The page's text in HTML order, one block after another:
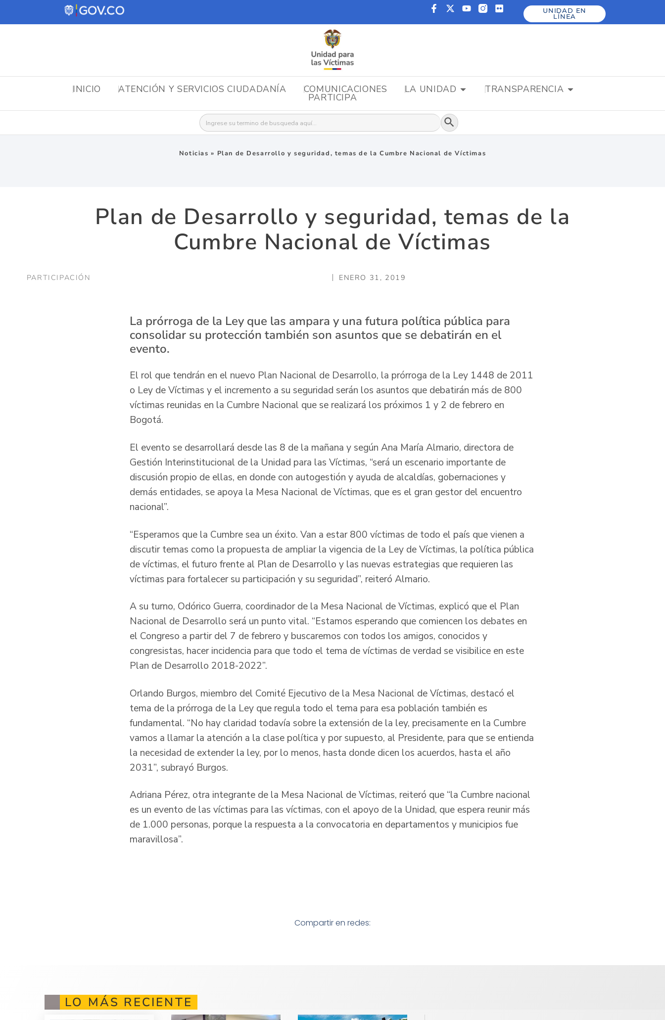
UNIDAD EN
LÍNEA
INICIO ATENCIÓN Y SERVICIOS CIUDADANÍA COMUNICACIONES LA UNIDAD TRANSPARENCIA
PARTICIPA
Buscar: Botón de búsqueda
Noticias » Plan de Desarrollo y seguridad, temas de la Cumbre Nacional de Víctimas
Plan de Desarrollo y seguridad, temas de la
Cumbre Nacional de Víctimas
PARTICIPACIÓN ENERO 31, 2019
La prórroga de la Ley que las ampara y una futura política pública para
consolidar su protección también son asuntos que se debatirán en el
evento.
El rol que tendrán en el nuevo Plan Nacional de Desarrollo, la prórroga de la Ley 1448 de 2011
o Ley de Víctimas y el incremento a su seguridad serán los asuntos que debatirán más de 800
víctimas reunidas en la Cumbre Nacional que se realizará los próximos 1 y 2 de febrero en
Bogotá.
El evento se desarrollará desde las 8 de la mañana y según Ana María Almario, directora de
Gestión Interinstitucional de la Unidad para las Víctimas, “será un escenario importante de
discusión propio de ellas, en donde con autogestión y ayuda de alcaldías, gobernaciones y
demás entidades, se apoya la Mesa Nacional de Víctimas, que es el gran gestor del encuentro
nacional”.
“Esperamos que la Cumbre sea un éxito. Van a estar 800 víctimas de todo el país que vienen a
discutir temas como la propuesta de ampliar la vigencia de la Ley de Víctimas, la política pública
de víctimas, el futuro frente al Plan de Desarrollo y las nuevas estrategias que requieren las
víctimas para fortalecer su participación y su seguridad”, reiteró Almario.
A su turno, Odórico Guerra, coordinador de la Mesa Nacional de Víctimas, explicó que el Plan
Nacional de Desarrollo será un punto vital. “Estamos esperando que comiencen los debates en
el Congreso a partir del 7 de febrero y buscaremos con todos los amigos, conocidos y
congresistas, hacer incidencia para que todo el tema de víctimas de verdad se visibilice en este
Plan de Desarrollo 2018-2022”.
Orlando Burgos, miembro del Comité Ejecutivo de la Mesa Nacional de Víctimas, destacó el
tema de la prórroga de la Ley que regula todo el tema para esa población también es
fundamental. “No hay claridad todavía sobre la extensión de la ley, precisamente en la Cumbre
vamos a llamar la atención a la clase política y por supuesto, al Presidente, para que se entienda
la necesidad de extender la ley, por lo menos, hasta donde dicen los acuerdos, hasta el año
2031”, subrayó Burgos.
Adriana Pérez, otra integrante de la Mesa Nacional de Víctimas, reiteró que “la Cumbre nacional
es un evento de las víctimas para las víctimas, con el apoyo de la Unidad, que espera reunir más
de 1.000 personas, porque la respuesta a la convocatoria en departamentos y municipios fue
maravillosa”.
Compartir en redes:
LO MÁS RECIENTE